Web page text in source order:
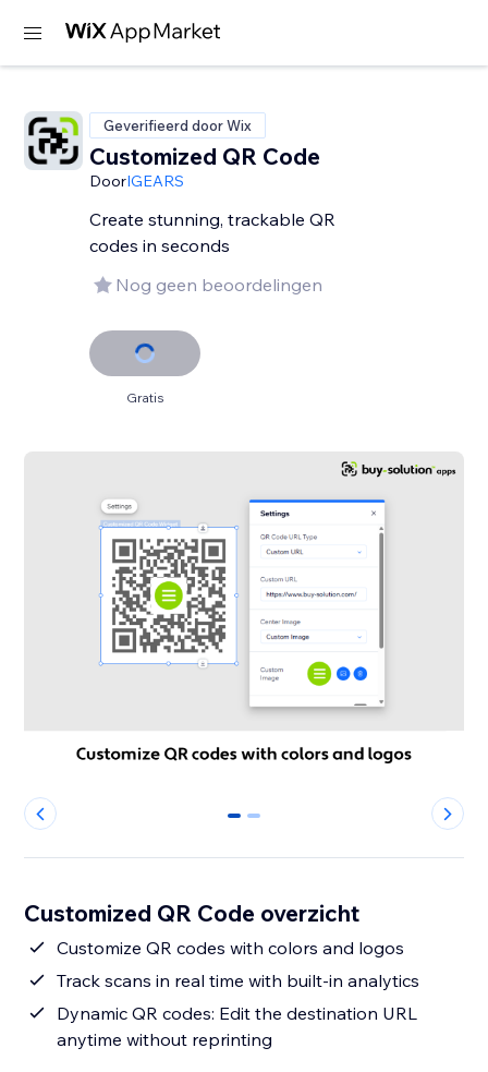
Geverifieerd door Wix
Customized QR Code
DoorIGEARS
Create stunning, trackable QR
codes in seconds
Nog geen beoordelingen
Gratis
0 1
Customized QR Code overzicht
Customize QR codes with colors and logos
Track scans in real time with built-in analytics
Dynamic QR codes: Edit the destination URL
anytime without reprinting